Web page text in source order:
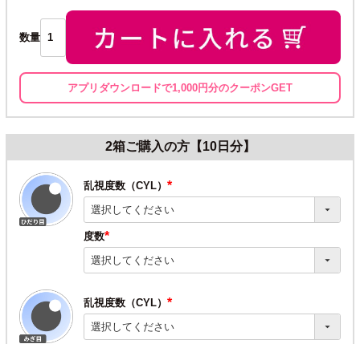
数量
アプリダウンロードで1,000円分のクーポンGET
2箱ご購入の方【10日分】
乱視度数（CYL）
(必
須)
度数
(必
須)
乱視度数（CYL）
(必
須)